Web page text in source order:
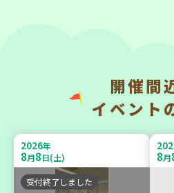
神戸市長田区
で遊ぼう♪ 親子で楽しい
夏祭り
親子で楽しむ
神
テ
（
開催間
イベント
2026年
8月8日(土)
受付終了しました
8月